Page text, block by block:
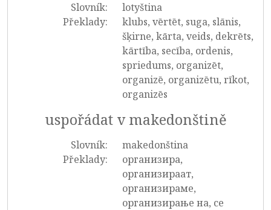
Slovník:
lotyština
Překlady:
klubs, vērtēt, suga, slānis,
šķirne, kārta, veids, dekrēts,
kārtība, secība, ordenis,
spriedums, organizēt,
organizē, organizētu, rīkot,
organizēs
uspořádat v makedonštině
Slovník:
makedonština
Překlady:
организира,
организираат,
организираме,
организирање на, се